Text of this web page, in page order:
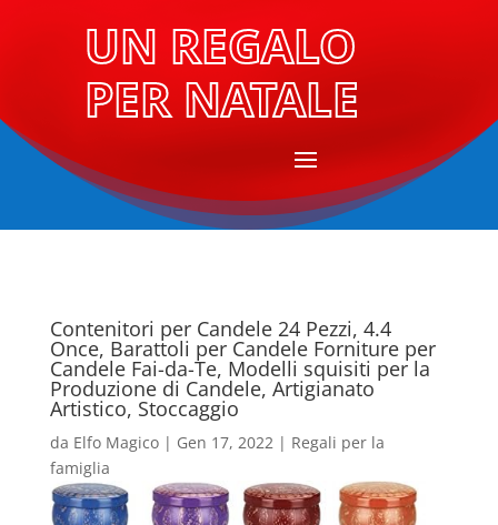
UN REGALO
PER NATALE
Contenitori per Candele 24 Pezzi, 4.4
Once, Barattoli per Candele Forniture per
Candele Fai-da-Te, Modelli squisiti per la
Produzione di Candele, Artigianato
Artistico, Stoccaggio
da Elfo Magico| Gen 17, 2022| Regali per la
famiglia